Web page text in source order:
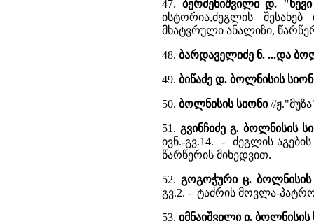
47. ბერძენიშვილი დ.
ისტორია,ძეგლის
მხატვრული ანალიზი,
48. ბარდაველიძე ნ. ...და
49. ბიწაძე დ. ბოლნისის
50. ბოლნისის სიონი//
51. გვინჩიძე გ. ბოლნისის
ივნ.-გვ.14. - ძეგლის
წარწერის მიხედვით.
52. გოგოჭური ც. ბოლნისის
გვ.2. - ტაძრის მოვლა-
53. იმნაიშვილი ი. ბოლნისის